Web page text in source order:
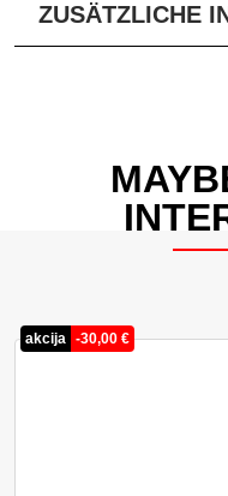
ZUSÄTZLICHE
akcija -30,00 €